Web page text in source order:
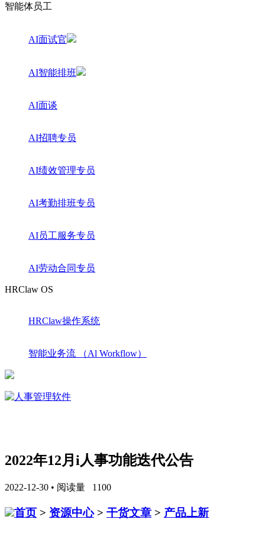
智能体员工
AI面试官
AI智能排班
AI面谈
AI招聘专员
AI绩效管理专员
AI考勤排班专员
AI员工服务专员
AI劳动合同专员
HRClaw OS
HRClaw操作系统
智能业务流 （Al Workflow）
2022年12月i人事功能迭代公告
2022-12-30 • 阅读量 1100
首页 > 资源中心> 干货文章 > 产品上新